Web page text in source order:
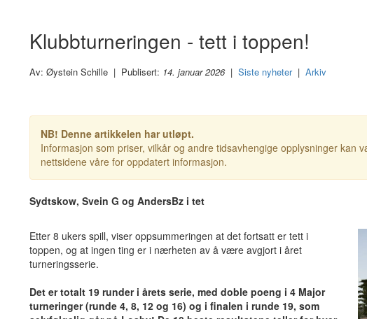
Klubbturneringen - tett i toppen!
Av: Øystein Schille | Publisert: 14. januar 2026| Siste nyheter| Arkiv
NB! Denne artikkelen har utløpt.
Informasjon som priser, vilkår og andre tidsavhengige opplysninger
nettsidene våre for oppdatert informasjon.
Sydtskow, Svein G og AndersBz i tet
Etter 8 ukers spill, viser oppsummeringen at det fortsatt er tett i
toppen, og at ingen ting er i nærheten av å være avgjort i året
turneringsserie.
Det er totalt 19 runder i årets serie, med doble poeng i 4 Major
turneringer (runde 4, 8, 12 og 16) og i finalen i runde 19, som